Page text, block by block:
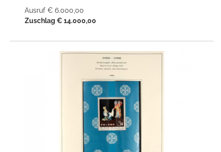
Ausruf € 6.000,00
Zuschlag € 14.000,00